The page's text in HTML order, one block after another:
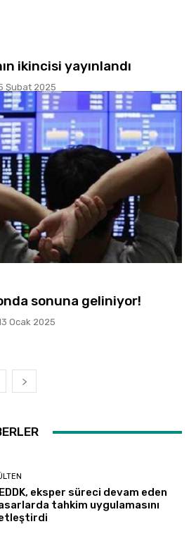
ikincisi yayınlandı
Şubat 2025
sonuna geliniyor!
Ocak 2025
eksper süreci devam eden
tahkim uygulamasını